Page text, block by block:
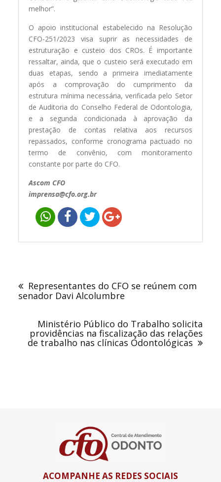
melhor”.
O apoio institucional estabelecido na Resolução
CFO-251/2023 visa suprir as necessidades de
estruturação e custeio dos CROs. É importante
ressaltar, ainda, que o custeio será executado em
duas etapas, sendo a primeira imediatamente
após a comprovação do cumprimento da
estrutura mínima necessária, verificada pelo Setor
de Auditoria do Conselho Federal de Odontologia,
e a segunda condicionada à aprovação da
prestação de contas relativa aos recursos
repassados, conforme cronograma pactuado no
termo de convênio, com monitoramento
constante por parte do CFO.
Ascom CFO
imprensa@cfo.org.br
PostRepresentantes do CFO se reúnem com
senador Davi Alcolumbre
Ministério Público do Trabalho solicita
providências na fiscalização das relações
de trabalho nas clínicas Odontológicas
ACOMPANHE AS REDES SOCIAIS